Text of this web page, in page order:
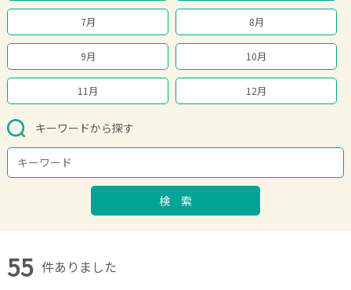
7月 8月
9月 10月
11月 12月
キーワードから探す
検 索
55 件ありました